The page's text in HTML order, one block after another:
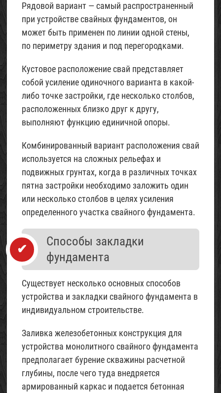
Рядовой вариант — самый распространенный
при устройстве свайных фундаментов, он
может быть применен по линии одной стены,
по периметру здания и под перегородками.
Кустовое расположение свай представляет
собой усиление одиночного варианта в какой-
либо точке застройки, где несколько столбов,
расположенных близко друг к другу,
выполняют функцию единичной опоры.
Комбинированный вариант расположения свай
используется на сложных рельефах и
подвижных грунтах, когда в различных точках
пятна застройки необходимо заложить один
или несколько столбов в целях усиления
определенного участка свайного фундамента.
Способы закладки
фундамента
Существует несколько основных способов
устройства и закладки свайного фундамента в
индивидуальном строительстве.
Заливка железобетонных конструкция для
устройства монолитного свайного фундамента
предполагает бурение скважины расчетной
глубины, после чего туда внедряется
армированный каркас и подается бетонная